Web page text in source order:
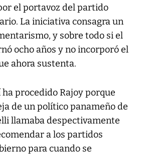
el portavoz del partido
La iniciativa consagra un
y sobre todo si el
ocho años y no incorporó el
ahora sustenta.
procedido Rajoy porque
de un político panameño de
llamaba despectivamente
a los partidos
para cuando se